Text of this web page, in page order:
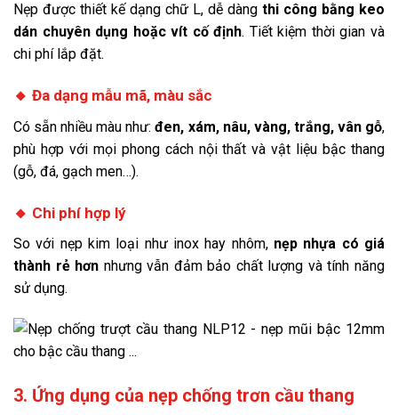
Nẹp được thiết kế dạng chữ L, dễ dàng thi công bằng keo
dán chuyên dụng hoặc vít cố định. Tiết kiệm thời gian và
chi phí lắp đặt.
🔸 Đa dạng mẫu mã, màu sắc
Có sẵn nhiều màu như:đen, xám, nâu, vàng, trắng, vân gỗ,
phù hợp với mọi phong cách nội thất và vật liệu bậc thang
(gỗ, đá, gạch men…).
🔸 Chi phí hợp lý
So với nẹp kim loại như inox hay nhôm, nẹp nhựa có giá
thành rẻ hơn nhưng vẫn đảm bảo chất lượng và tính năng
sử dụng.
3. Ứng dụng của nẹp chống trơn cầu thang